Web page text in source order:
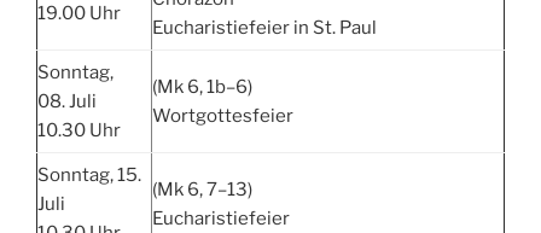
19.00 Uhr
Eucharistiefeier in St. Paul
Sonntag,
08. Juli
10.30 Uhr
(Mk 6, 1b–6)
Wortgottesfeier
Sonntag, 15.
Juli
(Mk 6, 7–13)
Eucharistiefeier